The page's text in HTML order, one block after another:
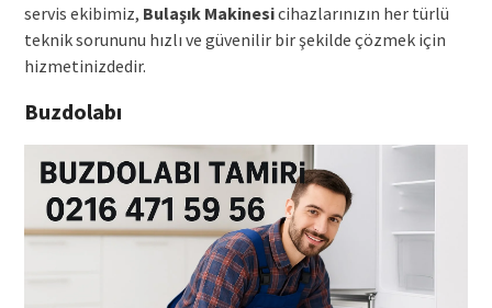
servis ekibimiz, Bulaşık Makinesicihazlarınızın her türlü
teknik sorununu hızlı ve güvenilir bir şekilde çözmek için
hizmetinizdedir.
Buzdolabı